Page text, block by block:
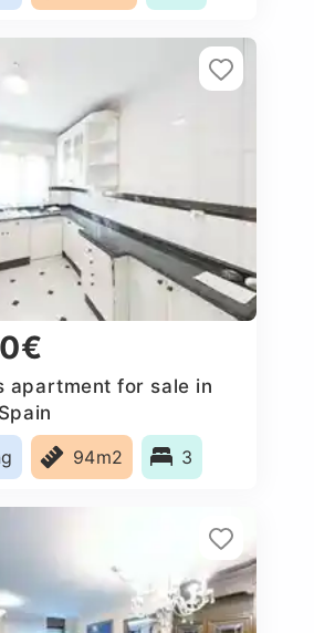
apartment for sale in
94m2 3